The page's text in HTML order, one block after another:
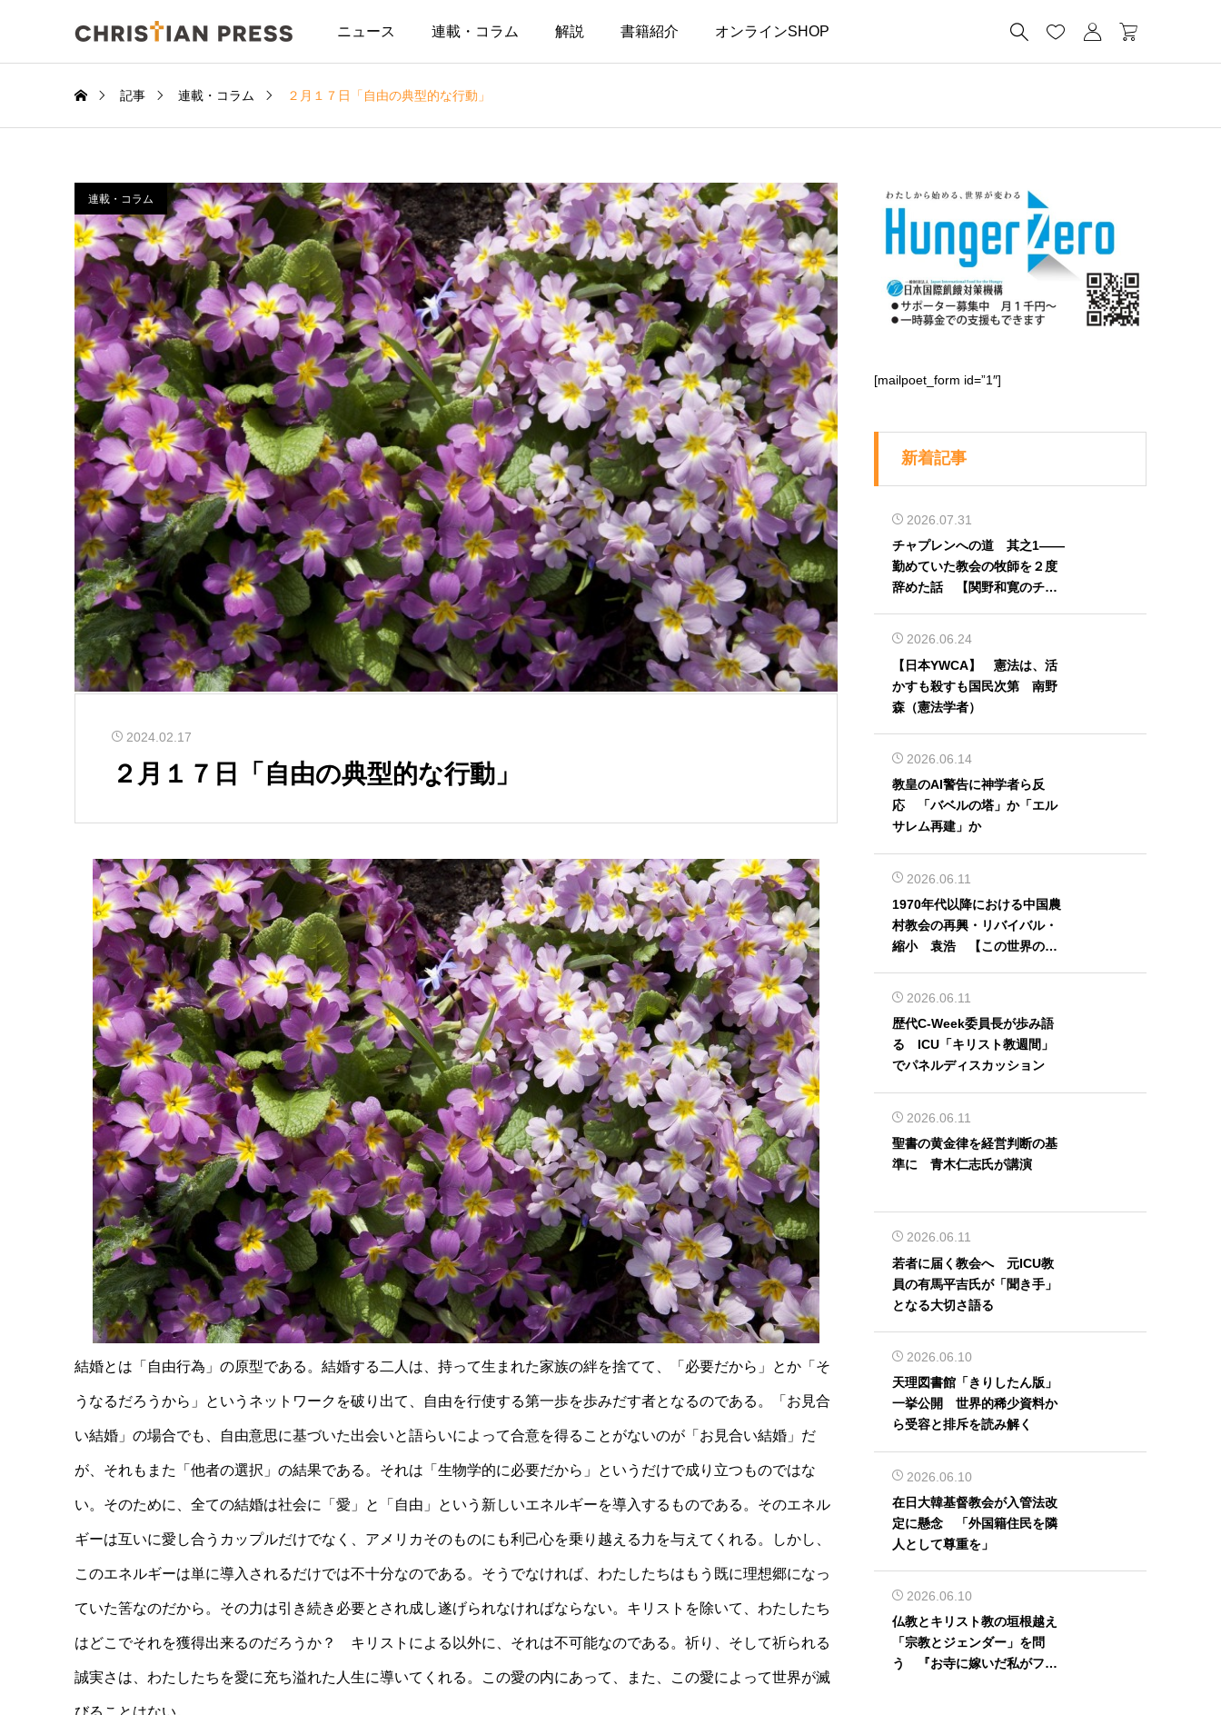
ニュース 連載・コラム 解説 書籍紹介 オンラインSHOP    
記事 連載・コラム ２月１７日「自由の典型的な行動」
連載・コラム
2024.02.17
２月１７日「自由の典型的な行動」
結婚とは「自由行為」の原型である。結婚する二人は、持って生まれた家族の絆を捨てて、「必要だから」とか「そ
うなるだろうから」というネットワークを破り出て、自由を行使する第一歩を歩みだす者となるのである。「お見合
い結婚」の場合でも、自由意思に基づいた出会いと語らいによって合意を得ることがないのが「お見合い結婚」だ
が、それもまた「他者の選択」の結果である。それは「生物学的に必要だから」というだけで成り立つものではな
い。そのために、全ての結婚は社会に「愛」と「自由」という新しいエネルギーを導入するものである。そのエネル
ギーは互いに愛し合うカップルだけでなく、アメリカそのものにも利己心を乗り越える力を与えてくれる。しかし、
このエネルギーは単に導入されるだけでは不十分なのである。そうでなければ、わたしたちはもう既に理想郷になっ
ていた筈なのだから。その力は引き続き必要とされ成し遂げられなければならない。キリストを除いて、わたしたち
はどこでそれを獲得出来るのだろうか？ キリストによる以外に、それは不可能なのである。祈り、そして祈られる
誠実さは、わたしたちを愛に充ち溢れた人生に導いてくれる。この愛の内にあって、また、この愛によって世界が滅
びることはない。
[mailpoet_form id=”1″]
新着記事
2026.07.31
チャプレンへの道 其之1――
勤めていた教会の牧師を２度
辞めた話 【関野和寛のチャ
2026.06.24
【日本YWCA】 憲法は、活
かすも殺すも国民次第 南野
森（憲法学者）
2026.06.14
教皇のAI警告に神学者ら反
応 「バベルの塔」か「エル
サレム再建」か
2026.06.11
1970年代以降における中国農
村教会の再興・リバイバル・
縮小 袁浩 【この世界の片
2026.06.11
歴代C-Week委員長が歩み語
る ICU「キリスト教週間」
でパネルディスカッション
2026.06.11
聖書の黄金律を経営判断の基
準に 青木仁志氏が講演
2026.06.11
若者に届く教会へ 元ICU教
員の有馬平吉氏が「聞き手」
となる大切さ語る
2026.06.10
天理図書館「きりしたん版」
一挙公開 世界的稀少資料か
ら受容と排斥を読み解く
2026.06.10
在日大韓基督教会が入管法改
定に懸念 「外国籍住民を隣
人として尊重を」
2026.06.10
仏教とキリスト教の垣根越え
「宗教とジェンダー」を問
う 『お寺に嫁いだ私がフェ